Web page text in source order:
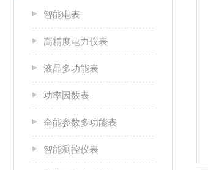
智能电表
高精度电力仪表
液晶多功能表
功率因数表
全能参数多功能表
智能测控仪表